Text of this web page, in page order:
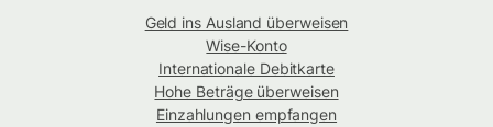
Geld ins Ausland überweisen
Wise-Konto
Internationale Debitkarte
Hohe Beträge überweisen
Einzahlungen empfangen